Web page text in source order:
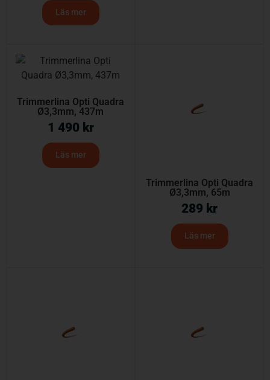
Läs mer
Trimmerlina Opti Quadra
Ø3,3mm, 437m
1 490 kr
Läs mer
Trimmerlina Opti Quadra
Ø3,3mm, 65m
289 kr
Läs mer